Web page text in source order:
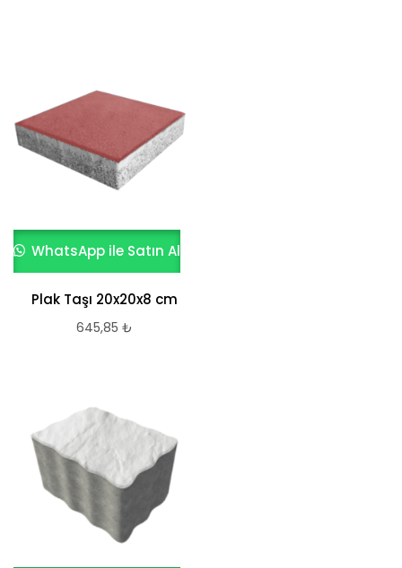
WhatsApp ile Satın Al
Plak Taşı 20x20x8 cm
645,85 ₺